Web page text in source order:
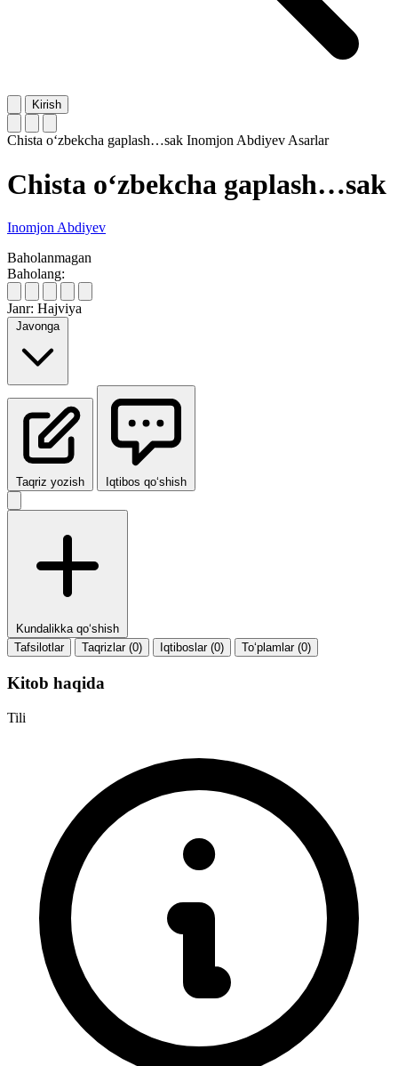
Kirish
Chista o‘zbekcha gaplash…sak Inomjon AbdiyevAsarlar
Chista o‘zbekcha gaplash…sak
Inomjon Abdiyev
Baholanmagan
Baholang:
Janr: Hajviya
Javonga
Taqriz yozish Iqtibos qo‘shish
Kundalikka qo‘shish
Tafsilotlar
Taqrizlar (0) Iqtiboslar (0) To‘plamlar (0)
Kitob haqida
Tili